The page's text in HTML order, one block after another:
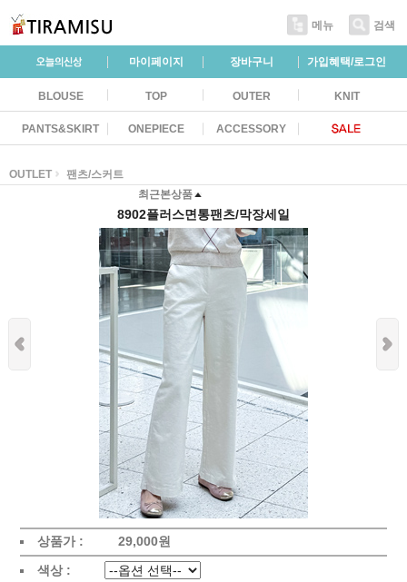
메뉴 검색
마이페이지 장바구니 가입혜택/로그인
BLOUSE TOP OUTER KNIT
PANTS&SKIRT ONEPIECE ACCESSORY
OUTLET
팬츠/스커트
최근본상품
8902플러스면통팬츠/막장세일
상품가 : 29,000원
색상 :